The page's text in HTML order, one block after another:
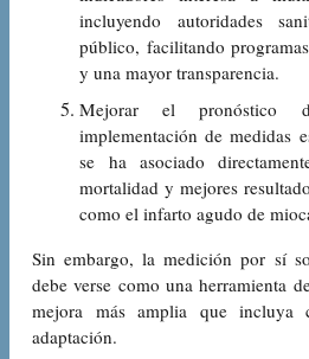
incluyendo autoridades
público, facilitando
y una mayor transparencia.
Mejorar el pronóstico
implementación de medidas
se ha asociado
mortalidad y mejores
como el infarto agudo de
Sin embargo, la medición por sí
debe verse como una herramienta
mejora más amplia que incluya
adaptación.